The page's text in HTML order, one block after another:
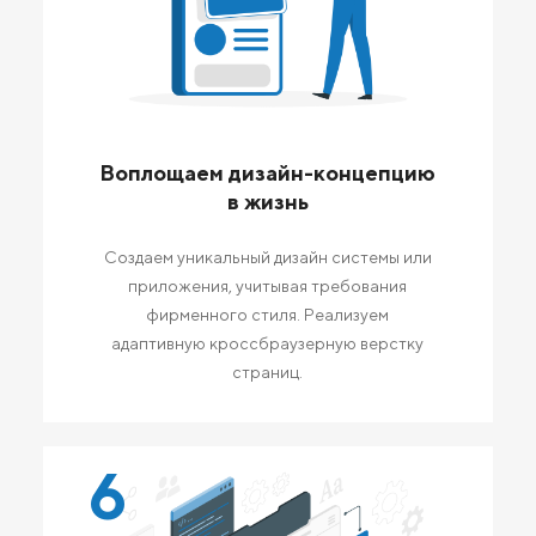
Воплощаем дизайн-концепцию
в жизнь
Создаем уникальный дизайн системы или
приложения, учитывая требования
фирменного стиля. Реализуем
адаптивную кроссбраузерную верстку
страниц.
6